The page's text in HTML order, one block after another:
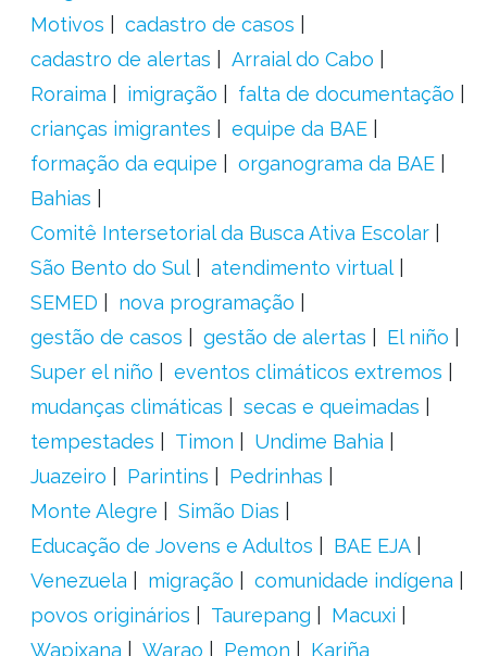
Motivos
cadastro de casos
cadastro de alertas
Arraial do Cabo
Roraima
imigração
falta de documentação
crianças imigrantes
equipe da BAE
formação da equipe
organograma da BAE
Bahias
Comitê Intersetorial da Busca Ativa Escolar
São Bento do Sul
atendimento virtual
SEMED
nova programação
gestão de casos
gestão de alertas
El niño
Super el niño
eventos climáticos extremos
mudanças climáticas
secas e queimadas
tempestades
Timon
Undime Bahia
Juazeiro
Parintins
Pedrinhas
Monte Alegre
Simão Dias
Educação de Jovens e Adultos
BAE EJA
Venezuela
migração
comunidade indígena
povos originários
Taurepang
Macuxi
Wapixana
Warao Pemon Kariña